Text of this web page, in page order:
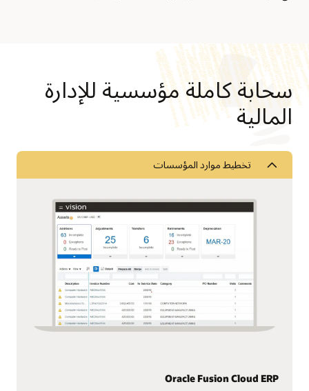
سحابة كاملة مؤسسية للإدارة
المالية
تخطيط موارد المؤسسات
Oracle Fusion Cloud ERP